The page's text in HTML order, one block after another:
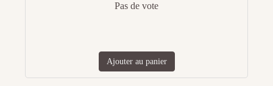
Pas de vote
Ajouter au panier